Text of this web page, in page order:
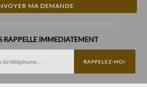
RAPPELLE IMMEDIATEMENT